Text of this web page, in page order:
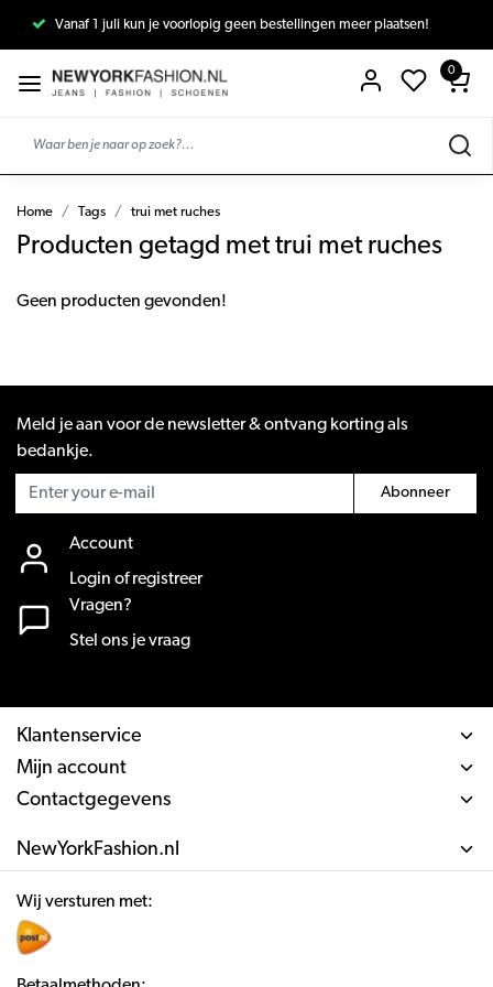
Vanaf 1 juli kun je voorlopig geen bestellingen meer plaatsen!
0
Home Tags trui met ruches
Producten getagd met trui met ruches
Geen producten gevonden!
Meld je aan voor de newsletter & ontvang korting als
bedankje.
Abonneer
Account
Login of registreer
Vragen?
Stel ons je vraag
Klantenservice
Mijn account
Contactgegevens
NewYorkFashion.nl
Wij versturen met: